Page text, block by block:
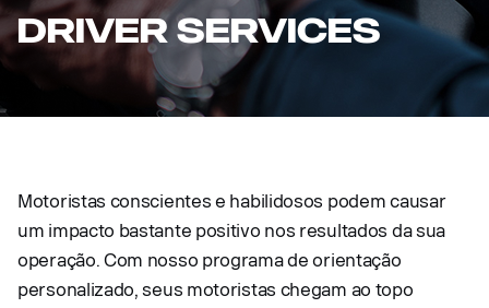
Driver services
Motoristas conscientes e habilidosos podem causar
um impacto bastante positivo nos resultados da sua
operação. Com nosso programa de orientação
personalizado, seus motoristas chegam ao topo